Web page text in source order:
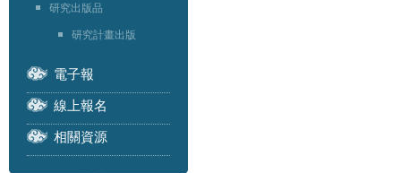
研究出版品
研究計畫出版
電子報
線上報名
相關資源